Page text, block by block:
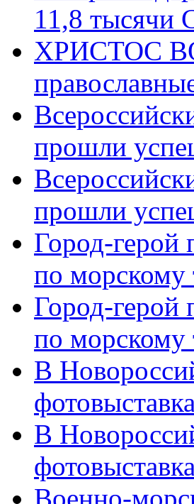
11,8
ХРИСТОС
прошли
прошли
Город-герой
по
Город-герой
по
В
В